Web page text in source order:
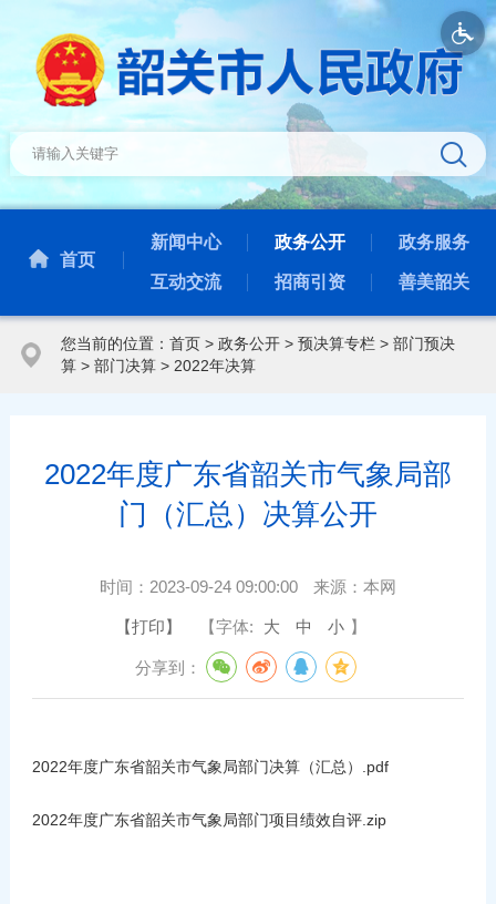
首页
新闻中心 政务公开 政务服务
互动交流 招商引资 善美韶关
您当前的位置： 首页> 政务公开> 预决算专栏> 部门预决
算> 部门决算> 2022年决算
2022年度广东省韶关市气象局部
门（汇总）决算公开
时间： 2023-09-24 09:00:00 来源： 本网
【打印】 【字体: 大 中 小 】
分享到：
2022年度广东省韶关市气象局部门决算（汇总）.pdf
2022年度广东省韶关市气象局部门项目绩效自评.zip